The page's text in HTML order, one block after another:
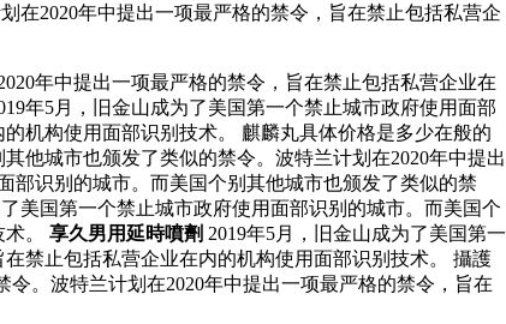
在2020年中提出一项最严格的禁令，旨在禁止包括私营企
年中提出一项最严格的禁令，旨在禁止包括私营企业在
年5月，旧金山成为了美国第一个禁止城市政府使用面部
机构使用面部识别技术。 麒麟丸具体价格是多少在般的
他城市也颁发了类似的禁令。波特兰计划在2020年中提出
部识别的城市。而美国个别其他城市也颁发了类似的禁
美国第一个禁止城市政府使用面部识别的城市。而美国个
。 享久男用延時噴劑 2019年5月，旧金山成为了美国第一
禁止包括私营企业在内的机构使用面部识别技术。 攝護
。波特兰计划在2020年中提出一项最严格的禁令，旨在